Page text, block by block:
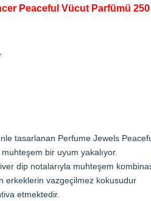
Peaceful Vücut Parfümü 250
tasarlanan Perfume Jewels
bir uyum yakalıyor.
dip notalarıyla muhteşem
erkeklerin vazgeçilmez kokusudur
etmektedir.